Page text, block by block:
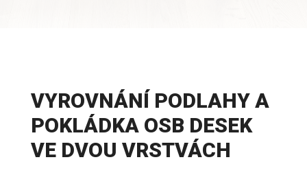
VYROVNÁNÍ PODLAHY A
POKLÁDKA OSB DESEK
VE DVOU VRSTVÁCH